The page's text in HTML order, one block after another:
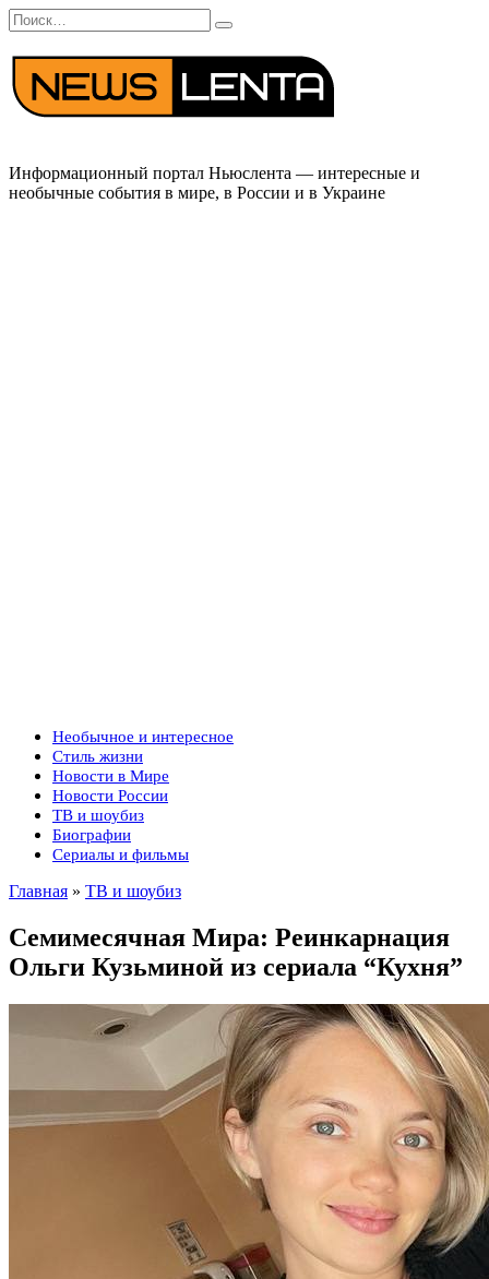
Перейти
к
содержанию
Search
for:
Информационный портал Ньюслента — интересные и
необычные события в мире, в России и в Украине
Необычное и интересное
Стиль жизни
Новости в Мире
Новости России
ТВ и шоубиз
Биографии
Сериалы и фильмы
Главная » ТВ и шоубиз
Семимесячная Мира: Реинкарнация
Ольги Кузьминой из сериала “Кухня”